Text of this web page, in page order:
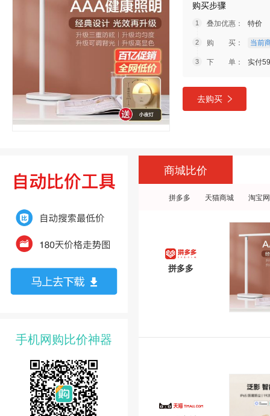
购买步骤
叠加优惠： 特价
购 买： 当前
下 单： 实付
去购买
手机网购比价神器
商城比价
拼多多 天猫商城 淘宝网
拼多多